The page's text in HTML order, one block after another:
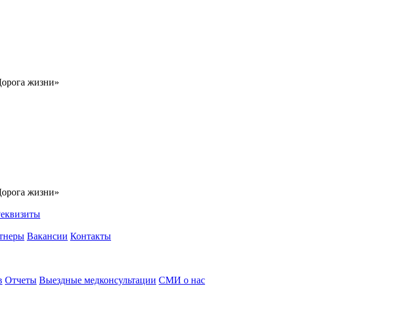
жизни»
жизни»
Вакансии Контакты
Отчеты Выездные медконсультации СМИ о нас